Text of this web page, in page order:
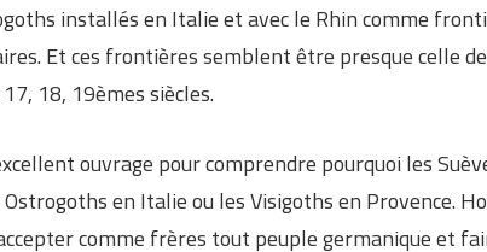
installés en Italie et avec le Rhin comme
Et ces frontières semblent être presque celle
18, 19èmes siècles.
ouvrage pour comprendre pourquoi les
Ostrogoths en Italie ou les Visigoths en Provence.
comme frères tout peuple germanique et